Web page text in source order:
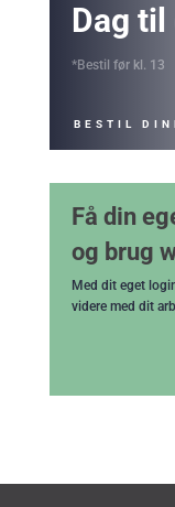
Dag
*Bestil før kl. 13
BESTIL
Få din
og brug
Med dit eget
videre med dit